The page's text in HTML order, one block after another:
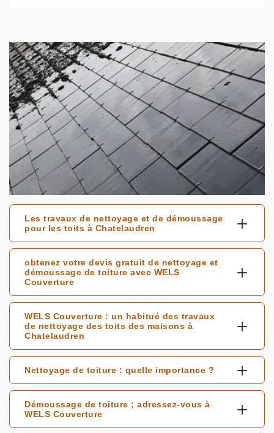
Les travaux de nettoyage et de démoussage
pour les toits à Chatelaudren
obtenez votre devis gratuit de nettoyage et
démoussage de toiture avec WELS
Couverture
WELS Couverture : un habitué des travaux
de nettoyage des toits des maisons à
Chatelaudren
Nettoyage de toiture : quelle importance ?
Démoussage de toiture ; adressez-vous à
WELS Couverture